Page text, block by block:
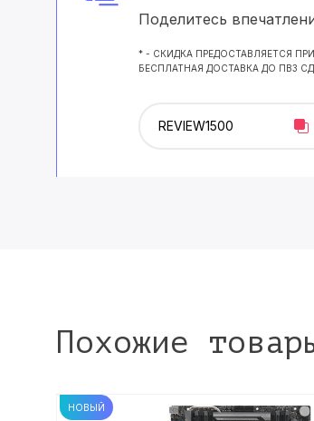
Поделитесь
* - СКИДКА ПРЕДОСТАВЛЯЕТСЯ
БЕСПЛАТНАЯ ДОСТАВКА ДО ПВЗ
Похожие
НОВЫЙ